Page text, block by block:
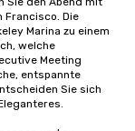
Francisco. Die
Marina zu einem
welche
Meeting
entspannte
Sie sich